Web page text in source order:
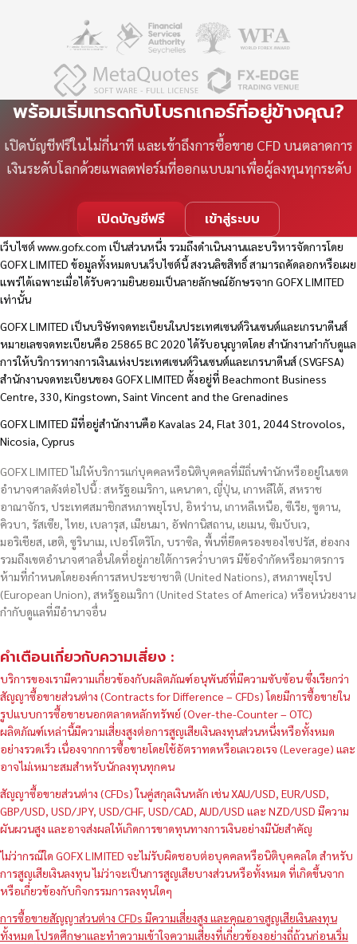
พร้อมเริ่มเทรดกับโบรกเกอร์ที่อยู่ข้างคุณ?
เปิดบัญชีฟรีในไม่กี่นาที และเข้าถึงการซื้อขาย CFD บนตลาดการ
เงินระดับโลกด้วยแพลตฟอร์มที่ออกแบบมาเพื่อผู้ลงทุนทุกระดับ
เปิดบัญชีฟรี เข้าสู่ระบบ
เว็บไซต์www.gofx.com เป็นส่วนหนึ่ง รวมถึงดำเนินงานและบริหารจัดการโดย
GOFX LIMITED ข้อมูลทั้งหมดบนเว็บไซต์นี้ สงวนลิขสิทธิ์ สามารถคัดลอกหรือเผย
แพร่ได้เฉพาะเมื่อได้รับความยินยอมเป็นลายลักษณ์อักษรจาก GOFX LIMITED
เท่านั้น
GOFX LIMITED เป็นบริษัทจดทะเบียนในประเทศเซนต์วินเซนต์และเกรนาดีนส์
หมายเลขจดทะเบียนคือ 25865 BC 2020 ได้รับอนุญาตโดย สำนักงานกำกับดูแล
การให้บริการทางการเงินแห่งประเทศเซนต์วินเซนต์และเกรนาดีนส์ (SVGFSA)
สำนักงานจดทะเบียนของ GOFX LIMITED ตั้งอยู่ที่ Beachmont Business
Centre, 330, Kingstown, Saint Vincent and the Grenadines
GOFX LIMITED มีที่อยู่สำนักงานคือ Kavalas 24, Flat 301, 2044 Strovolos,
Nicosia, Cyprus
GOFX LIMITED ไม่ให้บริการแก่บุคคลหรือนิติบุคคลที่มีถิ่นพำนักหรืออยู่ในเขต
อำนาจศาลดังต่อไปนี้ : สหรัฐอเมริกา, แคนาดา, ญี่ปุ่น, เกาหลีใต้, สหราช
อาณาจักร, ประเทศสมาชิกสหภาพยุโรป, อิหร่าน, เกาหลีเหนือ, ซีเรีย, ซูดาน,
คิวบา, รัสเซีย, ไทย, เบลารุส, เมียนมา, อัฟกานิสถาน, เยเมน, ซิมบับเว,
มอริเชียส, เฮติ, ซูรินาเม, เปอร์โตริโก, บราซิล, พื้นที่ยึดครองของไซปรัส, ฮ่องกง
รวมถึงเขตอำนาจศาลอื่นใดที่อยู่ภายใต้การคว่ำบาตร มีข้อจำกัดหรือมาตรการ
ห้ามที่กำหนดโดยองค์การสหประชาชาติ (United Nations), สหภาพยุโรป
(European Union), สหรัฐอเมริกา (United States of America) หรือหน่วยงาน
กำกับดูแลที่มีอำนาจอื่น
คำเตือนเกี่ยวกับความเสี่ยง :
บริการของเรามีความเกี่ยวข้องกับผลิตภัณฑ์อนุพันธ์ที่มีความซับซ้อน ซึ่งเรียกว่า
สัญญาซื้อขายส่วนต่าง (Contracts for Difference – CFDs) โดยมีการซื้อขายใน
รูปแบบการซื้อขายนอกตลาดหลักทรัพย์ (Over-the-Counter – OTC)
ผลิตภัณฑ์เหล่านี้มีความเสี่ยงสูงต่อการสูญเสียเงินลงทุนส่วนหนึ่งหรือทั้งหมด
อย่างรวดเร็ว เนื่องจากการซื้อขายโดยใช้อัตราทดหรือเลเวอเรจ (Leverage) และ
อาจไม่เหมาะสมสำหรับนักลงทุนทุกคน
สัญญาซื้อขายส่วนต่าง (CFDs) ในคู่สกุลเงินหลัก เช่น XAU/USD, EUR/USD,
GBP/USD, USD/JPY, USD/CHF, USD/CAD, AUD/USD และ NZD/USD มีความ
ผันผวนสูง และอาจส่งผลให้เกิดการขาดทุนทางการเงินอย่างมีนัยสำคัญ
ไม่ว่ากรณีใด GOFX LIMITED จะไม่รับผิดชอบต่อบุคคลหรือนิติบุคคลใด สำหรับ
การสูญเสียเงินลงทุน ไม่ว่าจะเป็นการสูญเสียบางส่วนหรือทั้งหมด ที่เกิดขึ้นจาก
หรือเกี่ยวข้องกับกิจกรรมการลงทุนใดๆ
การซื้อขายสัญญาส่วนต่าง CFDs มีความเสี่ยงสูง และคุณอาจสูญเสียเงินลงทุน
ทั้งหมด โปรดศึกษาและทำความเข้าใจความเสี่ยงที่เกี่ยวข้องอย่างถี่ถ้วนก่อนเริ่ม